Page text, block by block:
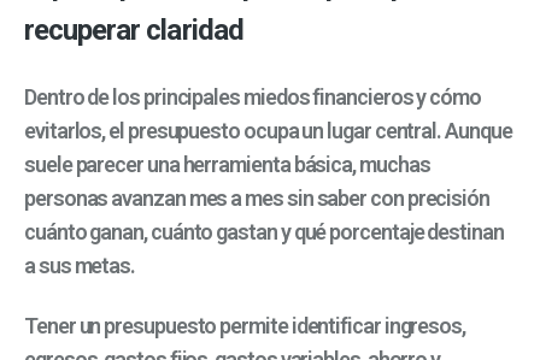
recuperar claridad
Dentro de los principales miedos financieros y cómo
evitarlos, el presupuesto ocupa un lugar central. Aunque
suele parecer una herramienta básica, muchas
personas avanzan mes a mes sin saber con precisión
cuánto ganan, cuánto gastan y qué porcentaje destinan
a sus metas.
Tener un presupuesto permite identificar ingresos,